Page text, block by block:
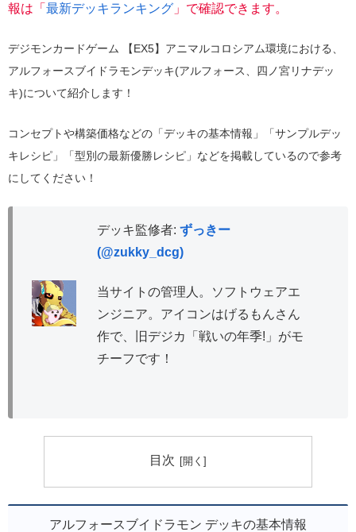
報は「 最新デッキランキング 」で確認できます。
デジモンカードゲーム 【EX5】アニマルコロシアム環境における、
アルフォースブイドラモンデッキ(アルフォース、四ノ宮リナデッ
キ)について紹介します！
コンセプトや構築価格などの「デッキの基本情報」「サンプルデッ
キレシピ」「型別の最新優勝レシピ」などを掲載しているので参考
にしてください！
デッキ監修者: ずっきー
(@zukky_dcg)
当サイトの管理人。ソフトウェアエ
ンジニア。アイコンはげるもんさん
作で、旧デジカ「戦いの年季!」がモ
チーフです！
目次
アルフォースブイドラモン デッキの基本情報